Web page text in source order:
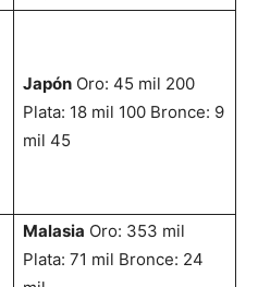
Japón Oro: 45 mil 200
Plata: 18 mil 100 Bronce: 9
mil 45
Malasia Oro: 353 mil
Plata: 71 mil Bronce: 24